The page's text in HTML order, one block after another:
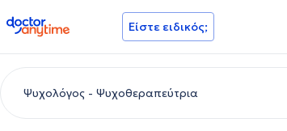
doctoranytime Είστε ειδικός;